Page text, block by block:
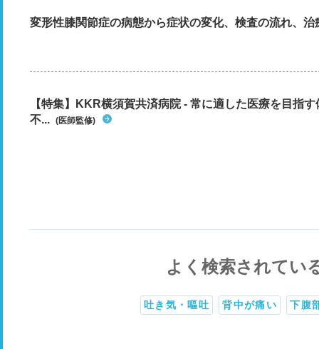
変形性膝関節症の病態から症状の変化、検査の流れ、治
【特集】KKR横須賀共済病院 - 常に適した医療を目指
不... (医師監修)
よく検索されてい
吐き気・嘔吐 背中が痛い 下腹